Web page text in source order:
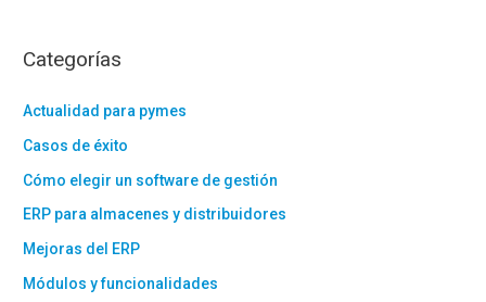
Categorías
Actualidad para pymes
Casos de éxito
Cómo elegir un software de gestión
ERP para almacenes y distribuidores
Mejoras del ERP
Módulos y funcionalidades